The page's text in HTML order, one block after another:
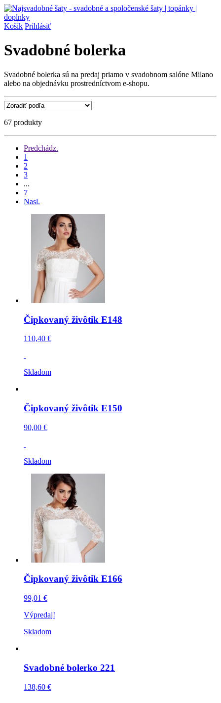
Košík Prihlásiť
Svadobné bolerka
Svadobné bolerka sú na predaj priamo v svadobnom salóne Milano
alebo na objednávku prostredníctvom e-shopu.
67 produkty
Predchádz.
1
2
3
...
7
Nasl.
Čipkovaný živôtik E148
110,40 €
Skladom
Čipkovaný živôtik E150
90,00 €
Skladom
Čipkovaný živôtik E166
99,01 €
Výpredaj!
Skladom
Svadobné bolerko 221
138,60 €